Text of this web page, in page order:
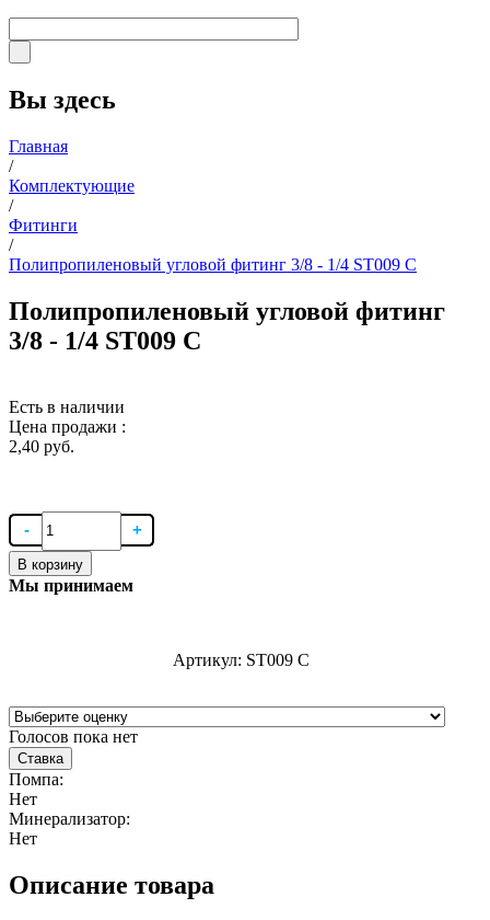
Вы здесь
Главная
/
Комплектующие
/
Фитинги
/
Полипропиленовый угловой фитинг 3/8 - 1/4 ST009 C
Полипропиленовый угловой фитинг
3/8 - 1/4 ST009 C
Есть в наличии
Цена продажи :
2,40 руб.
В корзину
Мы принимаем
Артикул: ST009 C
Голосов пока нет
Ставка
Помпа:
Нет
Минерализатор:
Нет
Описание товара